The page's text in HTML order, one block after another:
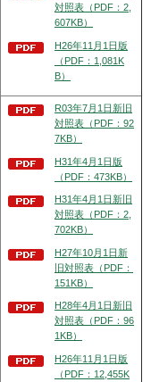
対照表（PDF：2,
607KB）
H26年11月1日版
（PDF：1,081K
B）
R03年7月1日新旧
対照表（PDF：92
7KB）
H31年4月1日版
（PDF：473KB）
H31年4月1日新旧
対照表（PDF：2,
702KB）
H27年10月1日新
旧対照表（PDF：
151KB）
H28年4月1日新旧
対照表（PDF：96
1KB）
H26年11月1日版
（PDF：12,455K